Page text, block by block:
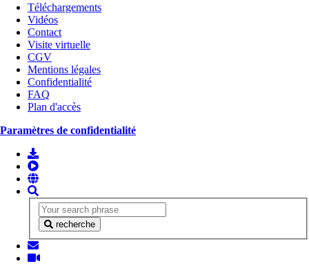
Téléchargements
Vidéos
Contact
Visite virtuelle
CGV
Mentions légales
Confidentialité
FAQ
Plan d'accès
Paramètres de confidentialité
recherche